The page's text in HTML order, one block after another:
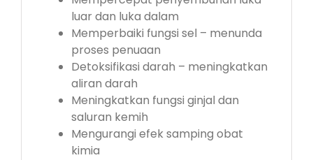
luar dan luka dalam
Memperbaiki fungsi sel – menunda
proses penuaan
Detoksifikasi darah – meningkatkan
aliran darah
Meningkatkan fungsi ginjal dan
saluran kemih
Mengurangi efek samping obat
kimia